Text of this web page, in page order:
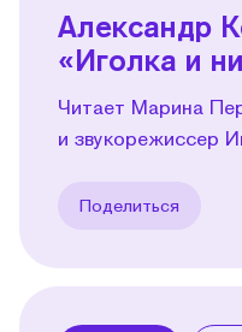
Александр
«Иголка и
Читает Марина
и звукорежиссер
Поделиться